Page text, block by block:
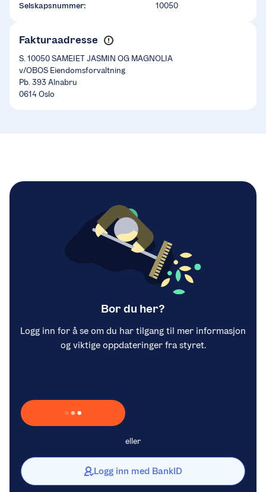
Selskapsnummer: 10050
Fakturaadresse
S. 10050 SAMEIET JASMIN OG MAGNOLIA
v/OBOS Eiendomsforvaltning
Pb. 393 Alnabru
0614 Oslo
Bor du her?
Logg inn for å se om du har tilgang til mer informasjon
og viktige oppdateringer fra styret.
Laster inn Vipps …
eller
Logg inn med BankID